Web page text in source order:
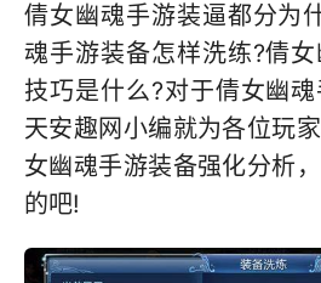
倩女幽魂手游装逼都分为
魂手游装备怎样洗练?倩
技巧是什么?对于倩女幽
天安趣网小编就为各位玩
女幽魂手游装备强化分析
的吧!